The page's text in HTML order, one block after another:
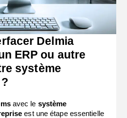
Delmia
ERP ou autre
système
avec le système
est une étape essentielle